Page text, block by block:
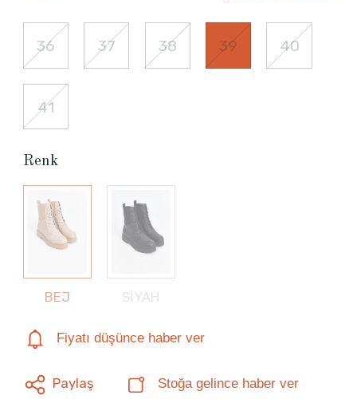
36 37 38 39 40
41
Renk
BEJ SİYAH
Fiyatı düşünce haber ver
Paylaş Stoğa gelince haber ver